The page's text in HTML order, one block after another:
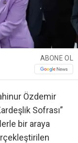
ABONE OL
Özdemir
Sofrası”
bir araya